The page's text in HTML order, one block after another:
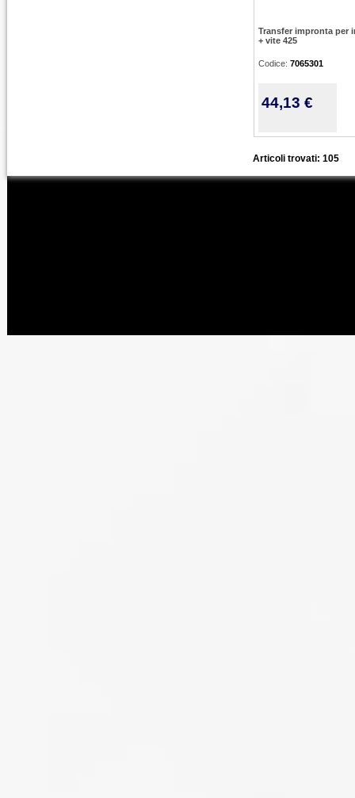
Transfer impronta per
+ vite 425
Codice: 7065301
44,13 €
Articoli trovati: 105